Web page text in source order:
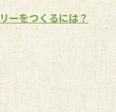
ーをつくるには？